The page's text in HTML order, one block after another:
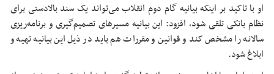
او با تاکید بر اینکه بیانیه گام دوم انقلاب می‌تواند یک سند بالادستی برای
نظام بانکی تلقی شود، افزود: این بیانیه مسیرهای تصمیم‌گیری و برنامه‌ریزی
سالانه را مشخص کند و قوانین و مقررات هم باید در ذیل این بیانیه تهیه و
ابلاغ شود.